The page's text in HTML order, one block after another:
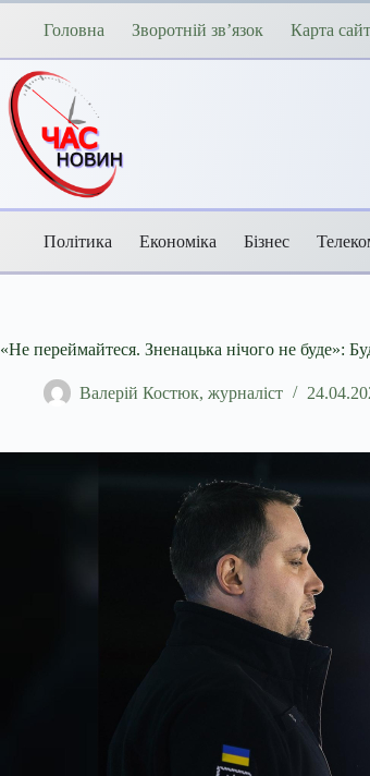
Перейти
Головна Зворотній зв’язок Карта
Політика Економіка Бізнес
«Не переймайтеся. Зненацька нічого не буде»:
Валерій Костюк, журналіст